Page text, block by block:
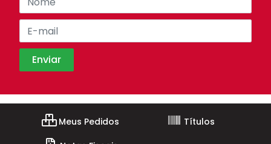
Meus Pedidos
Títulos